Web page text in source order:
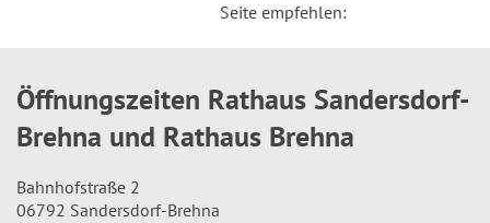
Seite empfehlen:
Öffnungszeiten Rathaus Sandersdorf-
Brehna und Rathaus Brehna
Bahnhofstraße 2
06792 Sandersdorf-Brehna